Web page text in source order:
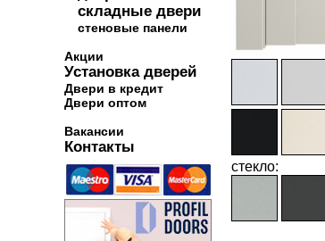
складные двери
стеновые панели
Акции
Установка дверей
Двери в кредит
Двери оптом
Вакансии
Контакты
стекло: